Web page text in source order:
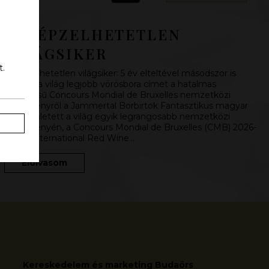
ELKÉPZELHETETLEN
VILÁGSIKER
Elképzelhetetlen világsiker: 5 év elteltével másodszor is
elhozta a világ legjobb vörösbora címet a hatalmas
presztízsű Concours Mondial de Bruxelles nemzetközi
borversenyről a Jammertal Borbirtok Fantasztikus magyar
siker született a világ egyik legrangosabb nemzetközi
borversenyén, a Concours Mondial de Bruxelles (CMB) 2026-
on: az International Red Wine…
Elolvasom
Kereskedelem és marketing Budaörs